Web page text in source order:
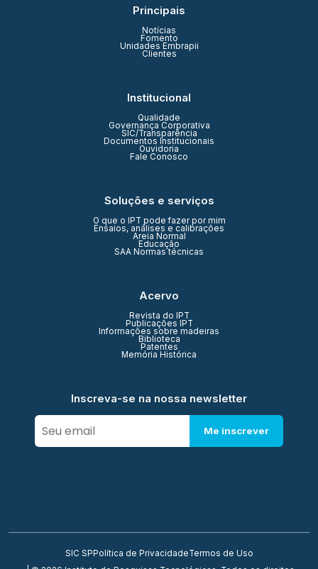
Principais
Notícias
Fomento
Unidades Embrapii
Clientes
Institucional
Qualidade
Governança Corporativa
SIC/Transparência
Documentos Institucionais
Ouvidoria
Fale Conosco
Soluções e serviços
O que o IPT pode fazer por mim
Ensaios, análises e calibrações
Areia Normal
Educação
SAA Normas técnicas
Acervo
Revista do IPT
Publicações IPT
Informações sobre madeiras
Biblioteca
Patentes
Memória Histórica
Inscreva-se na nossa newsletter
Me inscrever
SIC SP Política de PrivacidadeTermos de Uso